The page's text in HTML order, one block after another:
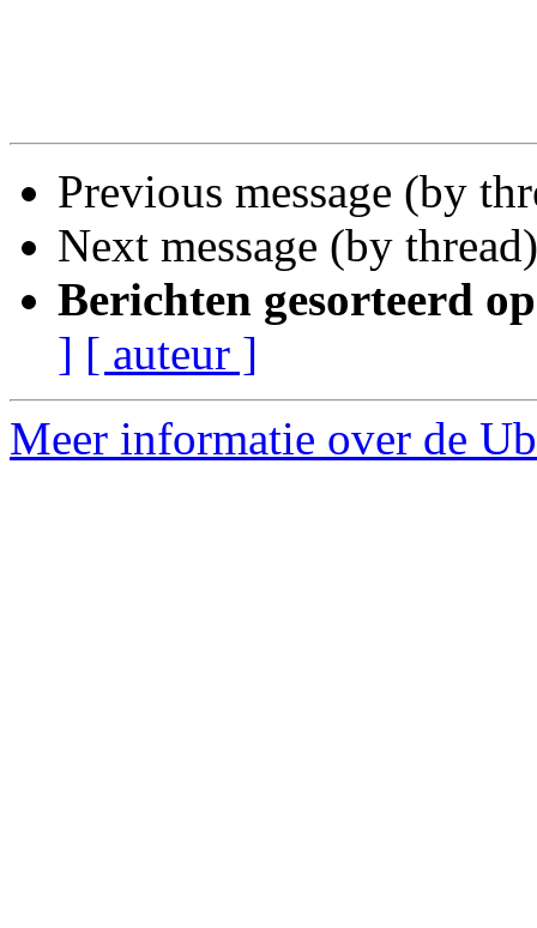
Previous message (by
Next message (by
Berichten gesorteerd
] [ auteur ]
Meer informatie over de